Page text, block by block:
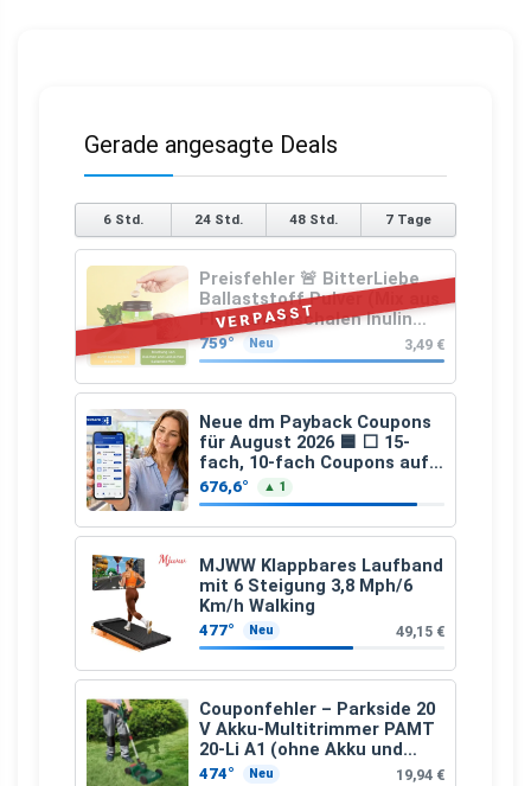
Gerade angesagte Deals
6 Std. 24 Std. 48 Std. 7 Tage
VERPASST
Preisfehler 🚨 BitterLiebe
Ballaststoff Pulver (Mix aus
Flohsamenschalen Inulin
(Präbiotika) Leinsamen &
Apfelfaser)
759° Neu 3,49 €
Neue dm Payback Coupons
für August 2026 🟦 ⬜ 15-
fach, 10-fach Coupons auf
den gesamten Einkauf ab 2
€
676,6° ▲ 1
MJWW Klappbares Laufband
mit 6 Steigung 3,8 Mph/6
Km/h Walking
477° Neu 49,15 €
Couponfehler – Parkside 20
V Akku-Multitrimmer PAMT
20-Li A1 (ohne Akku und
Ladegerät)
474° Neu 19,94 €